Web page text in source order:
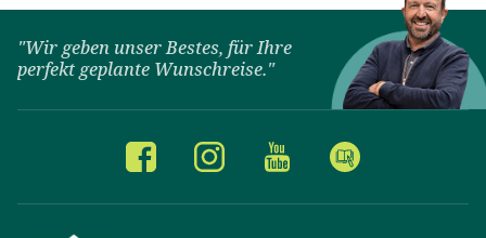
"Wir geben unser Bestes, für Ihre
perfekt geplante Wunschreise."